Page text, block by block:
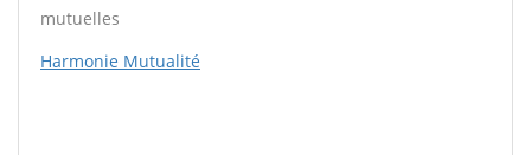
mutuelles
Harmonie Mutualité